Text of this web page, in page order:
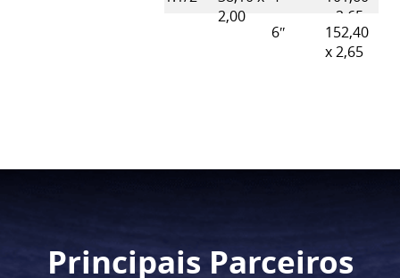
2,00
x 2,65
6″
152,40
x 2,65
Principais Parceiros